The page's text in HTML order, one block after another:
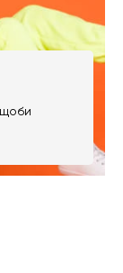
щоби